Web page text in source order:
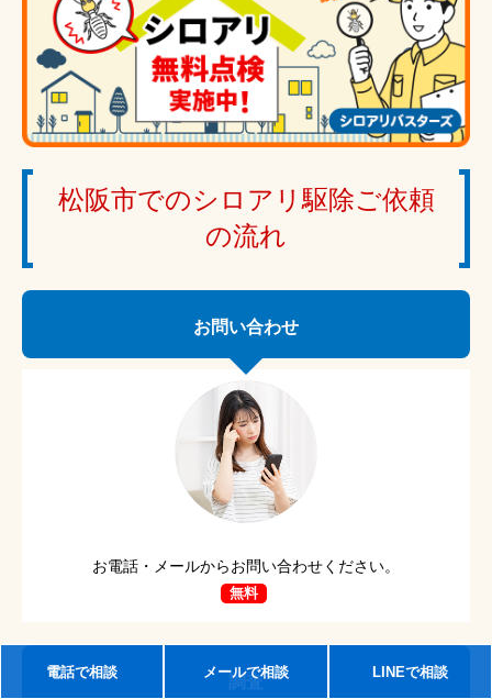
松阪市でのシロアリ駆除ご依頼
の流れ
お問い合わせ
お電話・メールからお問い合わせください。
無料
調査
電話で相談 メールで相談 LINEで相談